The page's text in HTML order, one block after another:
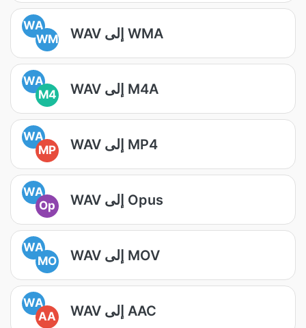
WA
WM
WAV إلى WMA
WA
M4
WAV إلى M4A
WA
MP
WAV إلى MP4
WA
Op
WAV إلى Opus
WA
MO
WAV إلى MOV
WA
AA
WAV إلى AAC